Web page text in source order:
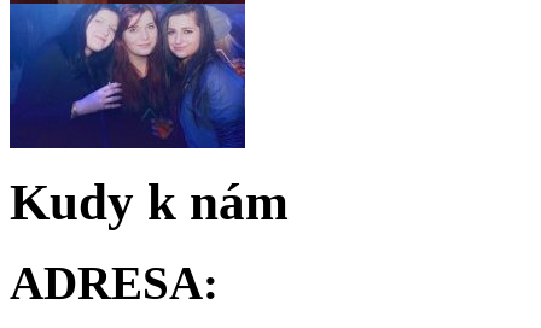
Kudy k nám
ADRESA: